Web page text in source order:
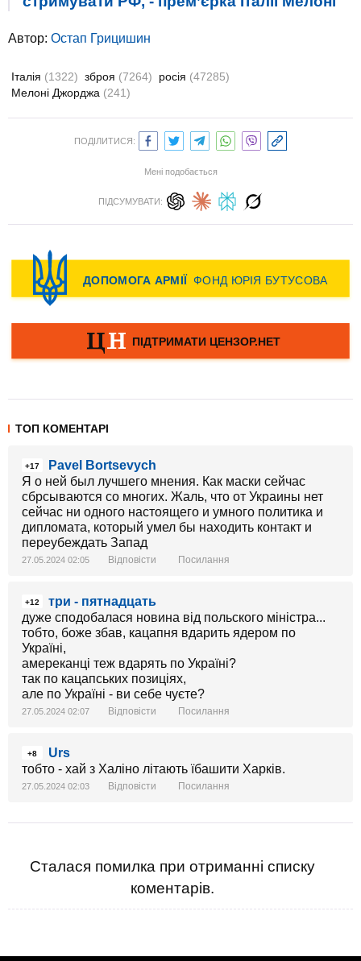
Автор: Остап Грицишин
Італія (1322) зброя (7264) росія (47285)
Мелоні Джорджа (241)
ПОДІЛИТИСЯ:
Мені подобається
ПІДСУМУВАТИ:
ТОП КОМЕНТАРІ
+17
Pavel Bortsevych
Я о ней был лучшего мнения. Как маски сейчас
сбрсываются со многих. Жаль, что от Украины нет
сейчас ни одного настоящего и умного политика и
дипломата, который умел бы находить контакт и
переубеждать Запад
27.05.2024 02:05 Відповісти Посилання
+12
три - пятнадцать
дуже сподобалася новина від польского міністра...
тобто, боже збав, кацапня вдарить ядерoм по
Україні,
амереканці теж вдарять по Україні?
так по кацапських позиціях,
але по Україні - ви себе чуєте?
27.05.2024 02:07 Відповісти Посилання
+8
Urs
тобто - хай з Халіно літають їбашити Харків.
27.05.2024 02:03 Відповісти Посилання
Сталася помилка при отриманні списку
коментарів.